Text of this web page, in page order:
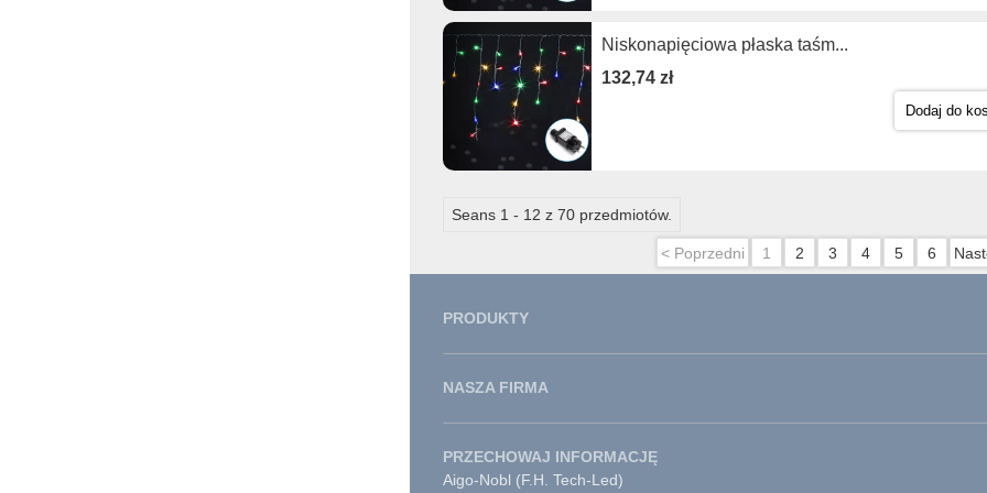
Niskonapięciowa płaska taśm...
132,74 zł
Dodaj do
Seans 1 - 12 z 70 przedmiotów.
< Poprzedni 1 2 3 4 5 6
PRODUKTY
NASZA FIRMA
PRZECHOWAJ INFORMACJĘ
Aigo-Nobl (F.H. Tech-Led)